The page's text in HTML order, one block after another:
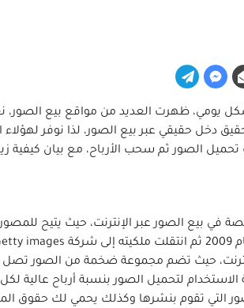
دخل حقيقي عبر بيع الصور، لذا نوفر
الصور ثم سحب الأرباح، مع بيان كيفية
مجموعة ضخمة من الصور تصل إلى نحو 250 مليون صورة في كافة
الصور بنسبة أرباح عالية لكل مصور عند بيع
تقوم بنشرها وكذلك يحمي لك حقوق